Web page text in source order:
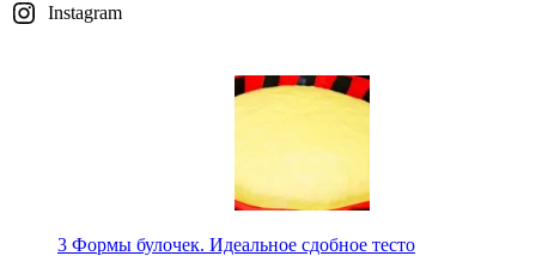
Instagram
3 Формы булочек. Идеальное сдобное тесто